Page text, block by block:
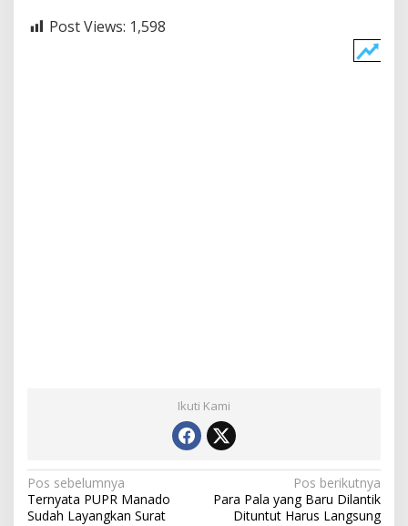
Post Views: 1,598
Ikuti Kami
N
a
Pos sebelumnya
Ternyata PUPR Manado
Sudah Layangkan Surat
Pos berikutnya
Para Pala yang Baru Dilantik
Dituntut Harus Langsung